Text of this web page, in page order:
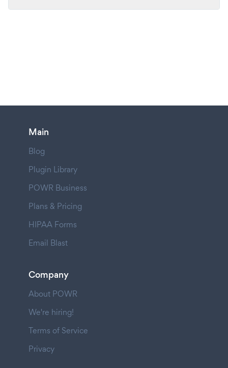
Main
Blog
Plugin Library
POWR Business
Plans & Pricing
HIPAA Forms
Email Blast
Company
About POWR
We're hiring!
Terms of Service
Privacy